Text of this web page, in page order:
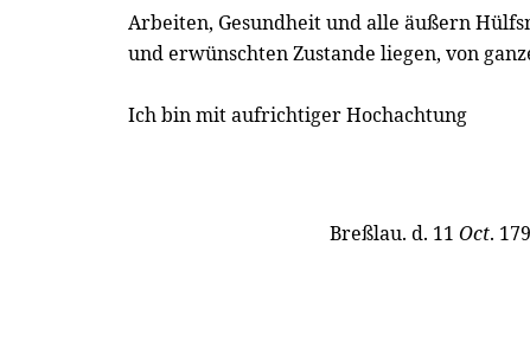
Arbeiten, Gesundheit und alle äußern
und erwünschten Zustande liegen, von
Ich bin mit aufrichtiger Hochachtung
Breßlau. d. 11 Oct.